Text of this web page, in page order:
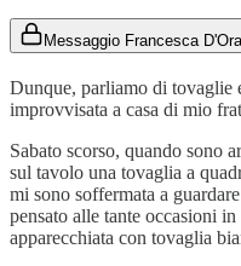
Messaggio Francesca
Dunque, parliamo di tovaglie
improvvisata a casa di mio
Sabato scorso, quando sono
sul tavolo una tovaglia a
mi sono soffermata a
pensato alle tante occasioni
apparecchiata con tovaglia